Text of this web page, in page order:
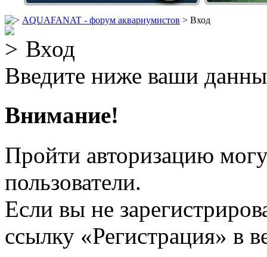
AQUAFANAT - форум аквариумистов > Вход
Вход
Введите ниже ваши
Внимание!
Пройти авторизацию
пользователи.
Если вы не
ссылку «Регистрация» в